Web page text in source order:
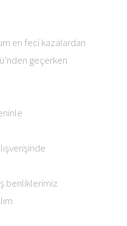
en feci kazalardan
geçerken
benliklerimiz